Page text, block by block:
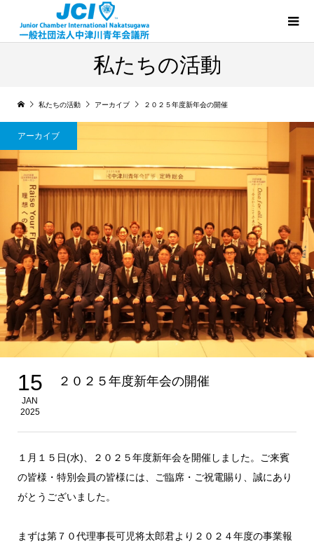
私たちの活動
私たちの活動 アーカイブ ２０２５年度新年会の開催
アーカイブ
15
JAN
2025
２０２５年度新年会の開催
１月１５日(水)、２０２５年度新年会を開催しました。ご来賓
の皆様・特別会員の皆様には、ご臨席・ご祝電賜り、誠にあり
がとうございました。
まずは第７０代理事長可児将太郎君より２０２４年度の事業報